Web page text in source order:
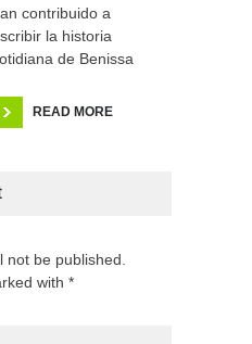
contribuido a
la historia
de Benissa
READ MORE
not be published.
with *